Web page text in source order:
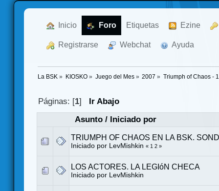
Inicio Foro Etiquetas Ezine
Registrarse Webchat Ayuda
La BSK » KIOSKO» Juego del Mes» 2007 » Triumph of Chaos -
Páginas: [1]
Ir Abajo
Asunto/ Iniciado por
TRIUMPH OF CHAOS EN LA BSK.
Iniciado por LevMishkin « 1 2 »
LOS ACTORES. LA LEGIóN CHECA
Iniciado por LevMishkin